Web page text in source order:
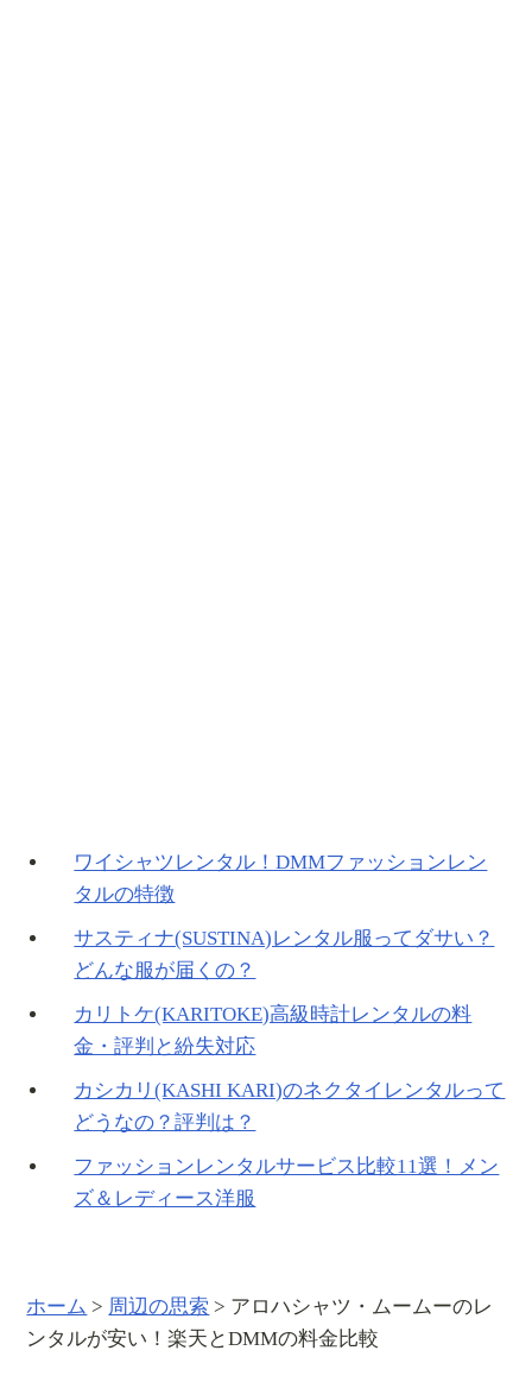
ワイシャツレンタル！DMMファッションレン
タルの特徴
サスティナ(SUSTINA)レンタル服ってダサい？
どんな服が届くの？
カリトケ(KARITOKE)高級時計レンタルの料
金・評判と紛失対応
カシカリ(KASHI KARI)のネクタイレンタルって
どうなの？評判は？
ファッションレンタルサービス比較11選！メン
ズ＆レディース洋服
ホーム > 周辺の思索 > アロハシャツ・ムームーのレ
ンタルが安い！楽天とDMMの料金比較